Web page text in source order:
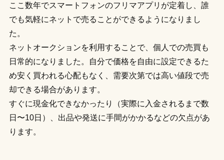
ここ数年でスマートフォンのフリマアプリが定着し、誰
でも気軽にネットで売ることができるようになりまし
た。
ネットオークションを利用することで、個人での売買も
日常的になりました。自分で価格を自由に設定できるた
め安く買われる心配もなく、需要次第では高い値段で売
却できる場合があります。
すぐに現金化できなかったり（実際に入金されるまで数
日〜10日）、出品や発送に手間がかかるなどの欠点があ
ります。